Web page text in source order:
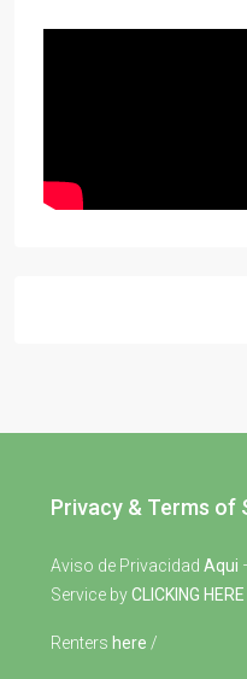
Privacy & Terms of
Aviso de Privacidad Aqui
Service byCLICKING HERE
Renters here /